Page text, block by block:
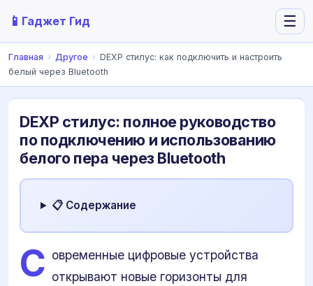
📱 Гаджет Гид ☰
Главная › Другое › DEXP стилус: как подключить и настроить
белый через Bluetooth
DEXP стилус: полное руководство
по подключению и использованию
белого пера через Bluetooth
📋 Содержание
С овременные цифровые устройства
открывают новые горизонты для